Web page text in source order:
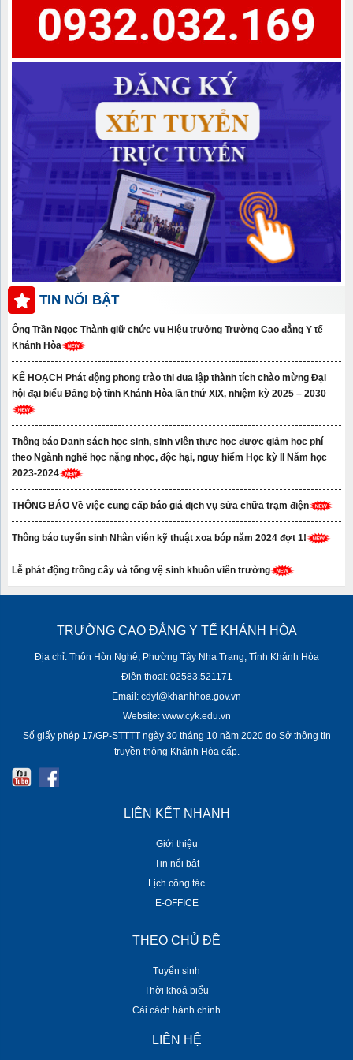
TIN NỔI BẬT
Ông Trần Ngọc Thành giữ chức vụ Hiệu trưởng Trường Cao đẳng Y tế
Khánh Hòa
KẾ HOẠCH Phát động phong trào thi đua lập thành tích chào mừng Đại
hội đại biểu Đảng bộ tỉnh Khánh Hòa lần thứ XIX, nhiệm kỳ 2025 – 2030
Thông báo Danh sách học sinh, sinh viên thực học được giảm học phí
theo Ngành nghề học nặng nhọc, độc hại, nguy hiểm Học kỳ II Năm học
2023-2024
THÔNG BÁO Về việc cung cấp báo giá dịch vụ sửa chữa trạm điện
Thông báo tuyển sinh Nhân viên kỹ thuật xoa bóp năm 2024 đợt 1!
Lễ phát động trồng cây và tổng vệ sinh khuôn viên trường
TRƯỜNG CAO ĐẲNG Y TẾ KHÁNH HÒA
Địa chỉ: Thôn Hòn Nghê, Phường Tây Nha Trang, Tỉnh Khánh Hòa
Điện thoại: 02583.521171
Email: cdyt@khanhhoa.gov.vn
Website: www.cyk.edu.vn
Số giấy phép 17/GP-STTTT ngày 30 tháng 10 năm 2020 do Sở thông tin
truyền thông Khánh Hòa cấp.
LIÊN KẾT NHANH
Giới thiệu
Tin nổi bật
Lịch công tác
E-OFFICE
THEO CHỦ ĐỀ
Tuyển sinh
Thời khoá biểu
Cải cách hành chính
LIÊN HỆ